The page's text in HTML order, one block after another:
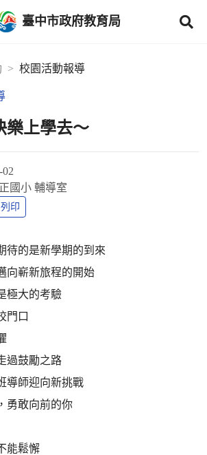
臺中市政府教育局
校園活動報導
樂上學去～
02
國小 輔導室
列印
待的是新學期的到來
向嶄新旅程的開始
極大的考驗
門口
過鼓勵之路
導師迎向新挑戰
勇敢向前的你
能鬆懈